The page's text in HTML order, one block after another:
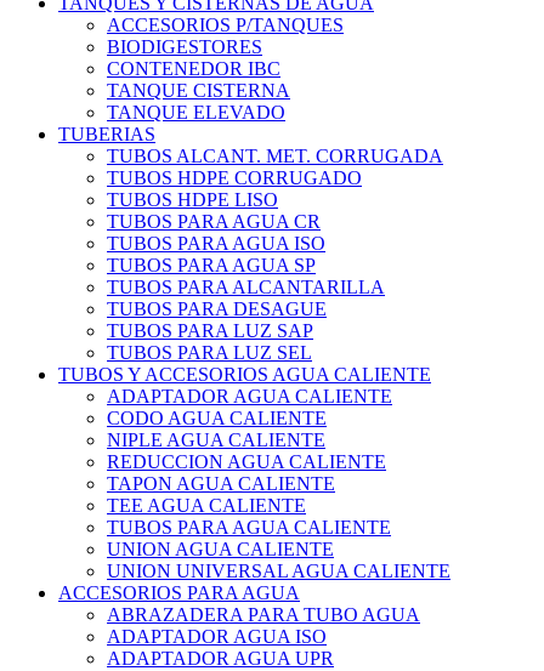
ACCESORIOS P/TANQUES
BIODIGESTORES
CONTENEDOR IBC
TANQUE CISTERNA
TANQUE ELEVADO
TUBERIAS
TUBOS ALCANT. MET. CORRUGADA
TUBOS HDPE CORRUGADO
TUBOS HDPE LISO
TUBOS PARA AGUA CR
TUBOS PARA AGUA ISO
TUBOS PARA AGUA SP
TUBOS PARA ALCANTARILLA
TUBOS PARA DESAGUE
TUBOS PARA LUZ SAP
TUBOS PARA LUZ SEL
TUBOS Y ACCESORIOS AGUA CALIENTE
ADAPTADOR AGUA CALIENTE
CODO AGUA CALIENTE
NIPLE AGUA CALIENTE
REDUCCION AGUA CALIENTE
TAPON AGUA CALIENTE
TEE AGUA CALIENTE
TUBOS PARA AGUA CALIENTE
UNION AGUA CALIENTE
UNION UNIVERSAL AGUA CALIENTE
ACCESORIOS PARA AGUA
ABRAZADERA PARA TUBO AGUA
ADAPTADOR AGUA ISO
ADAPTADOR AGUA UPR